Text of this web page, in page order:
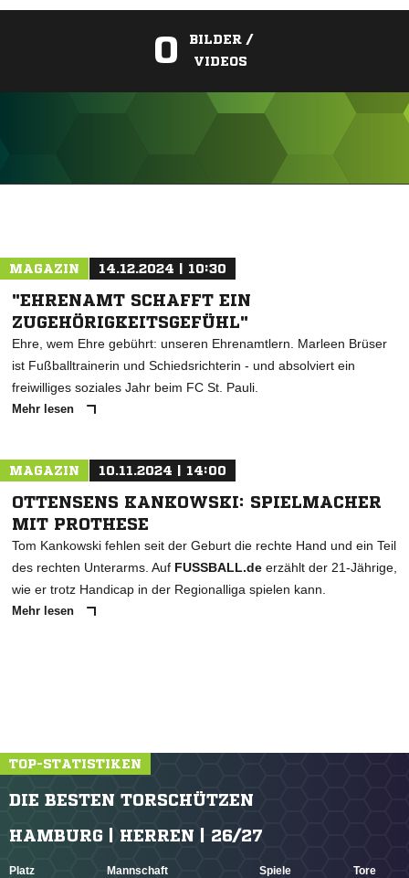
0
BILDER /
VIDEOS
MAGAZIN 14.12.2024 | 10:30
"EHRENAMT SCHAFFT EIN
ZUGEHÖRIGKEITSGEFÜHL"
Ehre, wem Ehre gebührt: unseren Ehrenamtlern. Marleen Brüser
ist Fußballtrainerin und Schiedsrichterin - und absolviert ein
freiwilliges soziales Jahr beim FC St. Pauli.
Mehr lesen
MAGAZIN 10.11.2024 | 14:00
OTTENSENS KANKOWSKI: SPIELMACHER
MIT PROTHESE
Tom Kankowski fehlen seit der Geburt die rechte Hand und ein Teil
des rechten Unterarms. Auf FUSSBALL.de erzählt der 21-Jährige,
wie er trotz Handicap in der Regionalliga spielen kann.
Mehr lesen
TOP-STATISTIKEN
DIE BESTEN TORSCHÜTZEN
HAMBURG | HERREN | 26/27
Platz Mannschaft Spiele Tore